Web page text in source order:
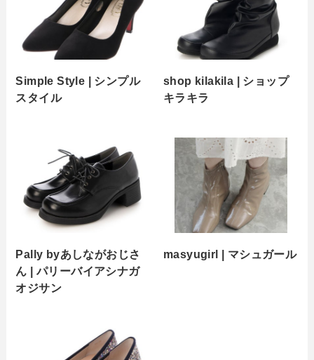
Simple Style | シンプル
スタイル
shop kilakila | ショップ
キラキラ
Pally byあしながおじさ
ん | パリーバイアシナガ
オジサン
masyugirl | マシュガール